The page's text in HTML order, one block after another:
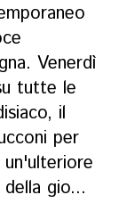
Venerdì
tutte le
il
per
gio...